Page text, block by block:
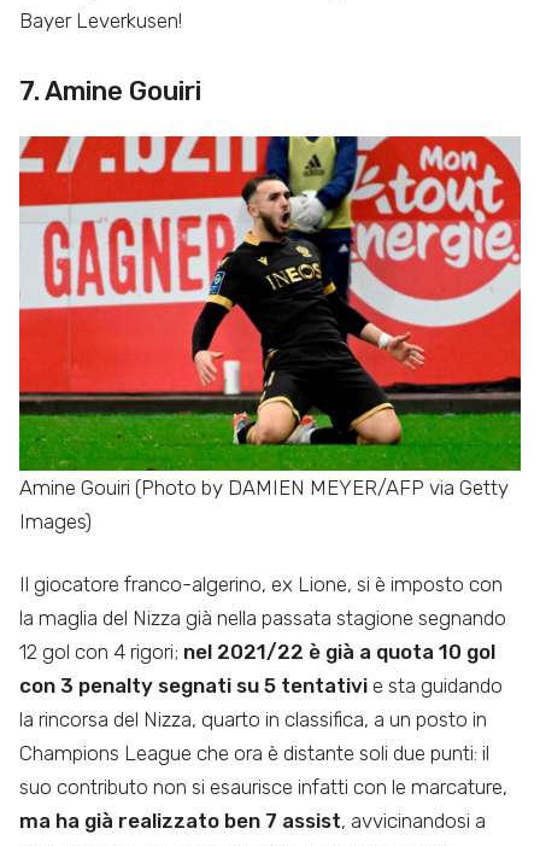
Bayer Leverkusen!
7. Amine Gouiri
Amine Gouiri (Photo by DAMIEN MEYER/AFP via Getty
Images)
Il giocatore franco-algerino, ex Lione, si è imposto con
la maglia del Nizza già nella passata stagione segnando
12 gol con 4 rigori; nel 2021/22 è già a quota 10 gol
con 3 penalty segnati su 5 tentativi e sta guidando
la rincorsa del Nizza, quarto in classifica, a un posto in
Champions League che ora è distante soli due punti: il
suo contributo non si esaurisce infatti con le marcature,
ma ha già realizzato ben 7 assist, avvicinandosi a